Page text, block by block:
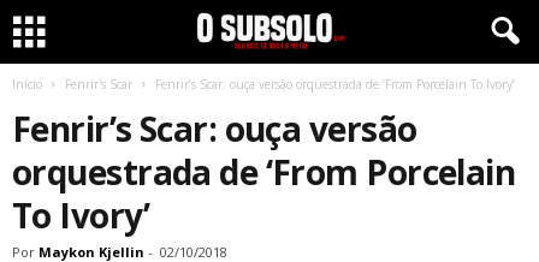
Início Fenrir's Scar Fenrir’s Scar: ouça versão orquestrada de ‘From Porcelain To Ivory’
Fenrir’s Scar: ouça versão
orquestrada de ‘From Porcelain
To Ivory’
Por Maykon Kjellin - 02/10/2018